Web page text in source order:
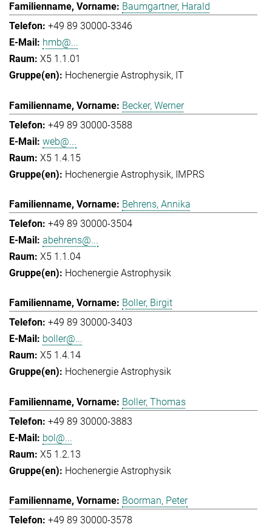
Baumgartner, Harald
+49 89 30000-3346
hmb@...
X5 1.1.01
Hochenergie Astrophysik IT
Becker, Werner
+49 89 30000-3588
web@...
X5 1.4.15
Hochenergie Astrophysik IMPRS
Behrens, Annika
+49 89 30000-3504
abehrens@...
X5 1.1.04
Hochenergie Astrophysik
Boller, Birgit
+49 89 30000-3403
boller@...
X5 1.4.14
Hochenergie Astrophysik
Boller, Thomas
+49 89 30000-3883
bol@...
X5 1.2.13
Hochenergie Astrophysik
Boorman, Peter
+49 89 30000-3578